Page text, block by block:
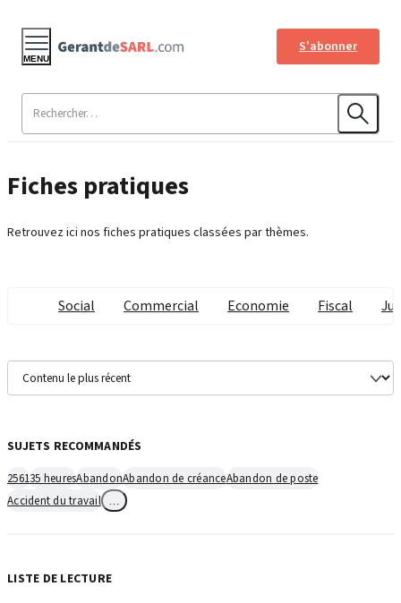
S'abonner
MENU
Fiches pratiques
Retrouvez ici nos fiches pratiques classées par thèmes.
Social Commercial Economie Fiscal
SUJETS RECOMMANDÉS
256135 heuresAbandonAbandon de créanceAbandon de poste
Accident du travail
LISTE DE LECTURE